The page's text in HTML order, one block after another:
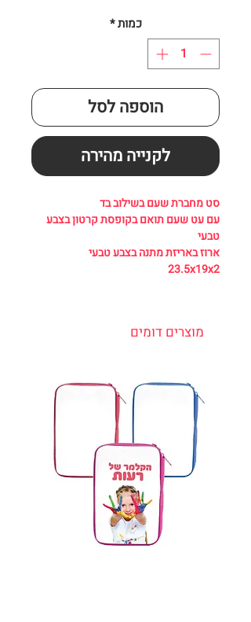
כמות *
הוספה לסל
לקנייה מהירה
סט מחברת שעם בשילוב בד
עם עט שעם תואם בקופסת קרטון בצבע
טבעי
ארוז באריזת מתנה בצבע טבעי
23.5x19x2
מוצרים דומים